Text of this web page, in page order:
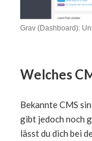
Grav (Dashboard):
Welches
Bekannte CMS
gibt jedoch noch
lässt du dich bei